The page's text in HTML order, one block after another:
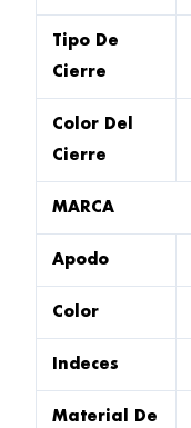
Tipo De
Cierre
Color Del
Cierre
MARCA
Apodo
Color
Indeces
Material De